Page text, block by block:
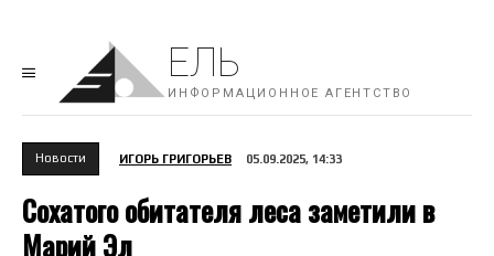
ЕЛЬ
ИНФОРМАЦИОННОЕ АГЕНТСТВО
Новости ИГОРЬ ГРИГОРЬЕВ 05.09.2025, 14:33
Сохатого обитателя леса заметили в
Марий Эл